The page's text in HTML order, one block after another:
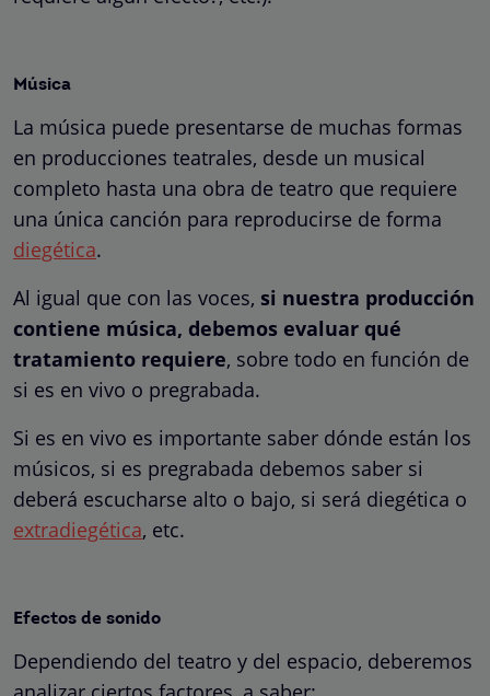
Música
La música puede presentarse de muchas formas
en producciones teatrales, desde un musical
completo hasta una obra de teatro que requiere
una única canción para reproducirse de forma
diegética.
Al igual que con las voces, si nuestra producción
contiene música, debemos evaluar qué
tratamiento requiere, sobre todo en función de
si es en vivo o pregrabada.
Si es en vivo es importante saber dónde están los
músicos, si es pregrabada debemos saber si
deberá escucharse alto o bajo, si será diegética o
extradiegética, etc.
Efectos de sonido
Dependiendo del teatro y del espacio, deberemos